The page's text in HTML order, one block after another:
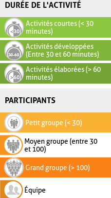
DURÉE DE L'ACTIVITÉ
Activités courtes (< 30
minutes)
Activités développées
(Entre 30 et 60 minutes)
Activités élaborées (> 60
minutes)
PARTICIPANTS
Petit groupe (< 30)
Moyen groupe (entre 30
et 100)
Grand groupe (> 100)
Équipe